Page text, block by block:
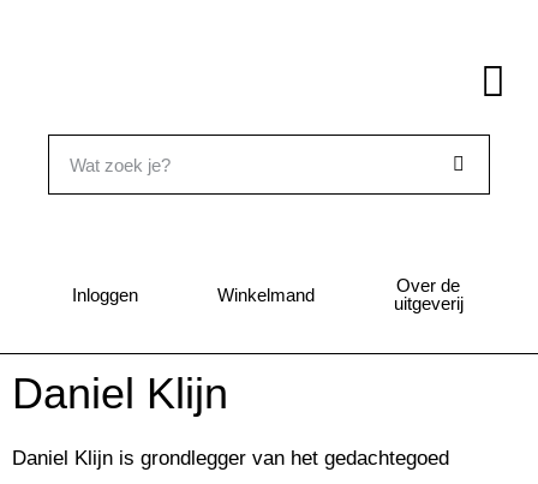
Inloggen Winkelmand
Over de
uitgeverij
Daniel Klijn
Daniel Klijn is grondlegger van het gedachtegoed